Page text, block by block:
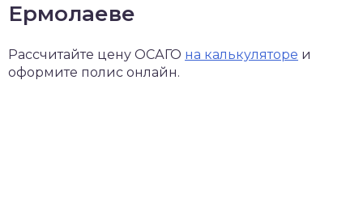
Ермолаеве
Рассчитайте цену ОСАГО на калькуляторе и
оформите полис онлайн.